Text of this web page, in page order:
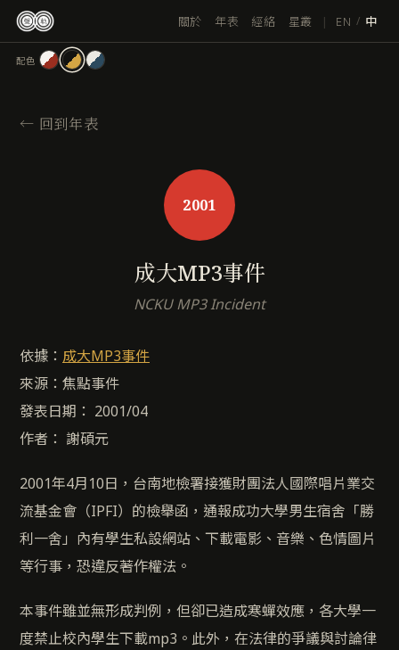
關於 年表 經絡 星叢 | EN / 中
配色
← 回到年表
2001
成大MP3事件
NCKU MP3 Incident
依據： 成大MP3事件
來源：焦點事件
發表日期： 2001/04
作者： 謝碩元
2001年4月10日，台南地檢署接獲財團法人國際唱片業交
流基金會（IPFI）的檢舉函，通報成功大學男生宿舍「勝
利一舍」內有學生私設網站、下載電影、音樂、色情圖片
等行事，恐違反著作權法。
本事件雖並無形成判例，但卻已造成寒蟬效應，各大學一
度禁止校內學生下載mp3。此外，在法律的爭議與討論律